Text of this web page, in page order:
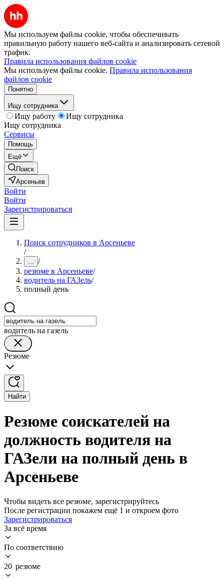
Мы используем файлы cookie, чтобы обеспечивать
правильную работу нашего веб-сайта и анализировать сетевой
трафик.
Правила использования файлов cookie
Мы используем файлы cookie. Правила использования
файлов cookie
Понятно
Ищу сотрудника
Ищу работу
Ищу сотрудника
Ищу сотрудника
Сервисы
Помощь
Ещё
Поиск
Арсеньев
Войти
Войти
Зарегистрироваться
Поиск сотрудников в Арсеньеве
/
... /
резюме в Арсеньеве/
водитель на ГАЗель/
полный день
водитель на газель
Резюме
Найти
Резюме соискателей на
должность водителя на
ГАЗели на полный день в
Арсеньеве
Чтобы видеть все резюме, зарегистрируйтесь
После регистрации покажем ещё 1 и откроем фото
Зарегистрироваться
За всё время
По соответствию
20 резюме